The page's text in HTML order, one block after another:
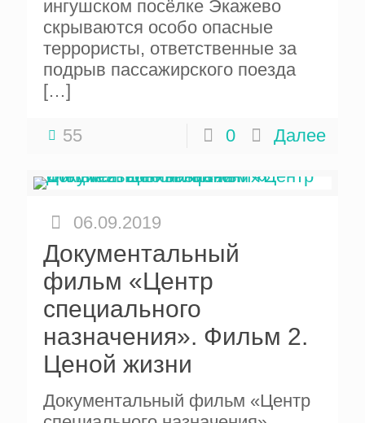
ингушском посёлке Экажево
скрываются особо опасные
террористы, ответственные за
подрыв пассажирского поезда
[…]
55 0 Далее
06.09.2019
Документальный
фильм «Центр
специального
назначения». Фильм 2.
Ценой жизни
Документальный фильм «Центр